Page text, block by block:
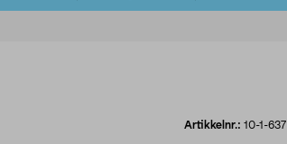
Artikkelnr.: 10-1-637